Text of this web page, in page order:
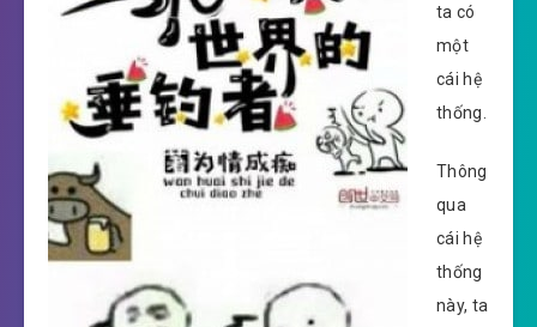
ta có
một
cái hệ
thống.
Thông
qua
cái hệ
thống
này, ta